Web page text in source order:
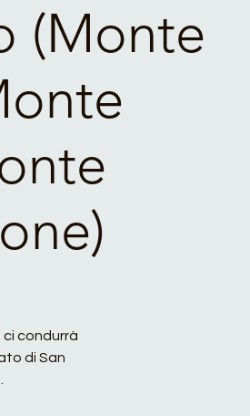
(Monte
condurrà
di San